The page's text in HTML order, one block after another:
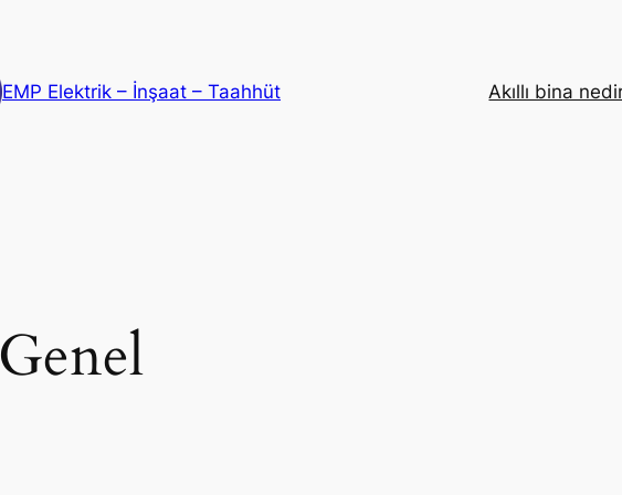
EMP Elektrik – İnşaat – Taahhüt
Akıllı bina
Genel